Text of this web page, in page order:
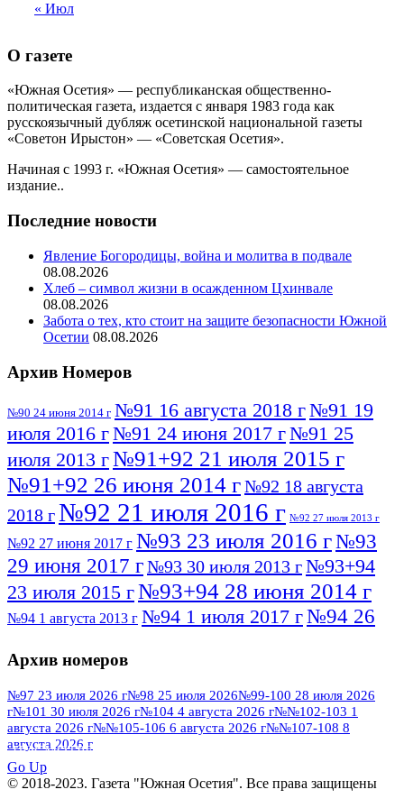
« Июл
О газете
«Южная Осетия» — республиканская общественно-
политическая газета, издается с января 1983 года как
русскоязычный дубляж осетинской национальной газеты
«Советон Ирыстон» — «Советская Осетия».
Начиная с 1993 г. «Южная Осетия» — самостоятельное
издание..
Последние новости
Явление Богородицы, война и молитва в подвале
08.08.2026
Хлеб – символ жизни в осажденном Цхинвале
08.08.2026
Забота о тех, кто стоит на защите безопасности Южной
Осетии 08.08.2026
Архив Номеров
№90 24 июня 2014 г №91 16 августа 2018 г№91 19
июля 2016 г№91 24 июня 2017 г№91 25
июля 2013 г№91+92 21 июля 2015 г
№91+92 26 июня 2014 г№92 18 августа
2018 г№92 21 июля 2016 г №92 27 июля 2013 г
№92 27 июня 2017 г №93 23 июля 2016 г№93
29 июня 2017 г№93 30 июля 2013 г№93+94
23 июля 2015 г№93+94 28 июня 2014 г
№94 1 августа 2013 г №94 1 июля 2017 г№94 26
№95 7 августа 2012 г
№95 28 июля 2016 г №95+96 3 августа
2013 г№96 6 июля 2017 г№96 9 августа
2012 г №96 28 июля 2015 г
№96+97 30 июля 2016 г
№97 11 августа 2012 г
Архив номеров
№97 23 июля 2026 г№98 25 июля 2026№99-100 28 июля 2026
г№101 30 июля 2026 г№104 4 августа 2026 г№№102-103 1
августа 2026 г№№105-106 6 августа 2026 г№№107-108 8
августа 2026 г
ПОСМОТРЕТЬ ВСЕ
Go Up
© 2018-2023. Газета "Южная Осетия". Все права защищены